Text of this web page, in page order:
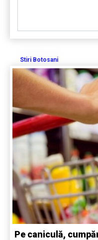
Stiri Botosani
Pe caniculă,